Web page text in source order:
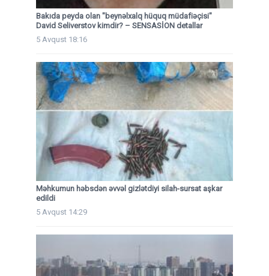
Bakıda peyda olan "beynəlxalq hüquq müdafiəçisi"
David Seliverstov kimdir? – SENSASİON detallar
5 Avqust 18:16
Məhkumun həbsdən əvvəl gizlətdiyi silah-sursat aşkar
edildi
5 Avqust 14:29